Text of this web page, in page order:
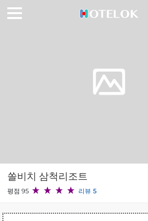
쏠비치 삼척리조트
평점 95 리뷰 5